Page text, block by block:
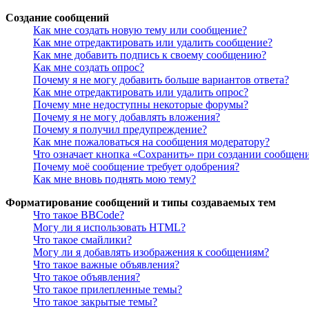
Создание сообщений
Как мне создать новую тему или сообщение?
Как мне отредактировать или удалить сообщение?
Как мне добавить подпись к своему сообщению?
Как мне создать опрос?
Почему я не могу добавить больше вариантов ответа?
Как мне отредактировать или удалить опрос?
Почему мне недоступны некоторые форумы?
Почему я не могу добавлять вложения?
Почему я получил предупреждение?
Как мне пожаловаться на сообщения модератору?
Что означает кнопка «Сохранить» при создании
Почему моё сообщение требует одобрения?
Как мне вновь поднять мою тему?
Форматирование сообщений и типы создаваемых тем
Что такое BBCode?
Могу ли я использовать HTML?
Что такое смайлики?
Могу ли я добавлять изображения к сообщениям?
Что такое важные объявления?
Что такое объявления?
Что такое прилепленные темы?
Что такое закрытые темы?